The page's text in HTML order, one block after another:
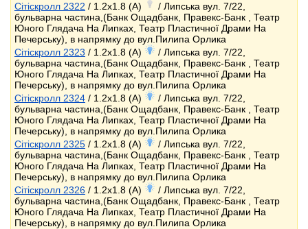
Сітіскролл 2322 / 1.2x1.8 (A)
/ Липська вул. 7/22,
бульварна частина,(Банк Ощадбанк, Правекс-Банк , Театр
Юного Глядача На Липках, Театр Пластичної Драми На
Печерську), в напрямку до вул.Пилипа Орлика
Сітіскролл 2323 / 1.2x1.8 (A)
/ Липська вул. 7/22,
бульварна частина,(Банк Ощадбанк, Правекс-Банк , Театр
Юного Глядача На Липках, Театр Пластичної Драми На
Печерську), в напрямку до вул.Пилипа Орлика
Сітіскролл 2324 / 1.2x1.8 (A)
/ Липська вул. 7/22,
бульварна частина,(Банк Ощадбанк, Правекс-Банк , Театр
Юного Глядача На Липках, Театр Пластичної Драми На
Печерську), в напрямку до вул.Пилипа Орлика
Сітіскролл 2325 / 1.2x1.8 (A)
/ Липська вул. 7/22,
бульварна частина,(Банк Ощадбанк, Правекс-Банк , Театр
Юного Глядача На Липках, Театр Пластичної Драми На
Печерську), в напрямку до вул.Пилипа Орлика
Сітіскролл 2326 / 1.2x1.8 (A)
/ Липська вул. 7/22,
бульварна частина,(Банк Ощадбанк, Правекс-Банк , Театр
Юного Глядача На Липках, Театр Пластичної Драми На
Печерську), в напрямку до вул.Пилипа Орлика